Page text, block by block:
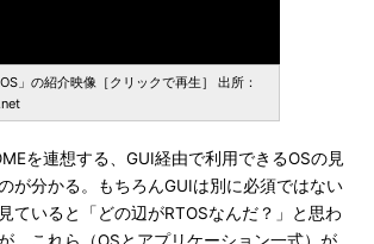
」の紹介映像［クリックで再生］ 出所：
を連想する、GUI経由で利用できるOSの見
が分かる。もちろんGUIは別に必須ではない
ていると「どの辺がRTOSなんだ？」と思わ